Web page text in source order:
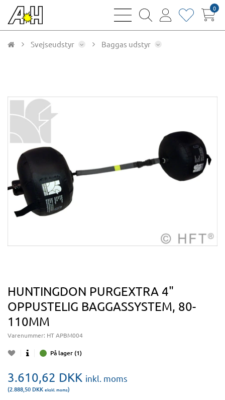
bars
magnifying
user
heart0
Svejseudstyr Baggas udstyr
HUNTINGDON PURGEXTRA 4"
OPPUSTELIG BAGGASSYSTEM, 80-
110MM
Varenummer: HT APBM004
På lager (1)
3.610,62 DKK inkl. moms
(2.888,50 DKK ekskl. moms)